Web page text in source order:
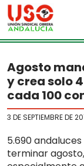
Skip to main content
Agosto
y crea solo
cada 100
3 DE SEPTIEMBRE DE
5.690
terminar